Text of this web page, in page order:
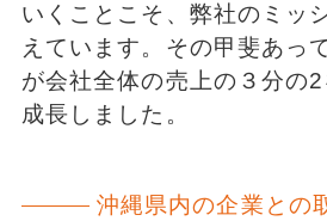
いくことこそ、弊社のミッ
えています。その甲斐あっ
が会社全体の売上の３分の
成長しました。
沖縄県内の企業との